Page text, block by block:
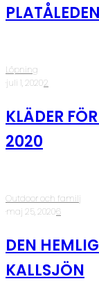
Löpning
·juli 1, 2020·2
KLÄDER
2020
Outdoor och familj
·maj 25, 2020·6
DEN
KALLSJÖN